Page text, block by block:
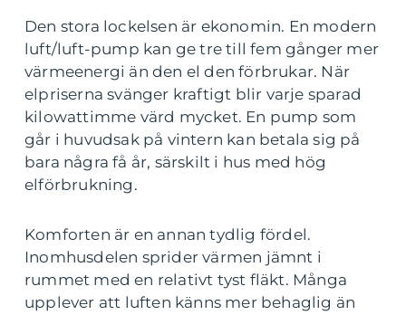
Den stora lockelsen är ekonomin. En modern
luft/luft-pump kan ge tre till fem gånger mer
värmeenergi än den el den förbrukar. När
elpriserna svänger kraftigt blir varje sparad
kilowattimme värd mycket. En pump som
går i huvudsak på vintern kan betala sig på
bara några få år, särskilt i hus med hög
elförbrukning.
Komforten är en annan tydlig fördel.
Inomhusdelen sprider värmen jämnt i
rummet med en relativt tyst fläkt. Många
upplever att luften känns mer behaglig än